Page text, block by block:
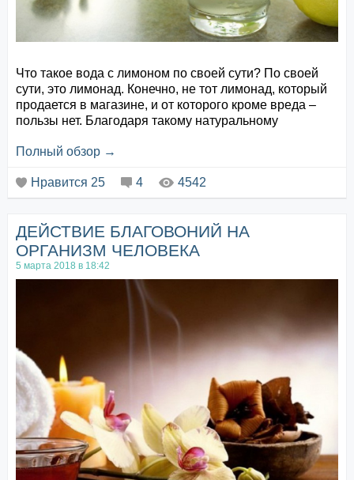
Что такое вода с лимоном по своей сути? По своей
сути, это лимонад. Конечно, не тот лимонад, который
продается в магазине, и от которого кроме вреда –
пользы нет. Благодаря такому натуральному
из организма скопившиеся за годы жизни токсины;
тракта, заставив их работать так слаженно, как только
возможно.&...
Полный обзор →
Нравится 25 4 4542
ДЕЙСТВИЕ БЛАГОВОНИЙ НА
ОРГАНИЗМ ЧЕЛОВЕКА
5 марта 2018 в 18:42